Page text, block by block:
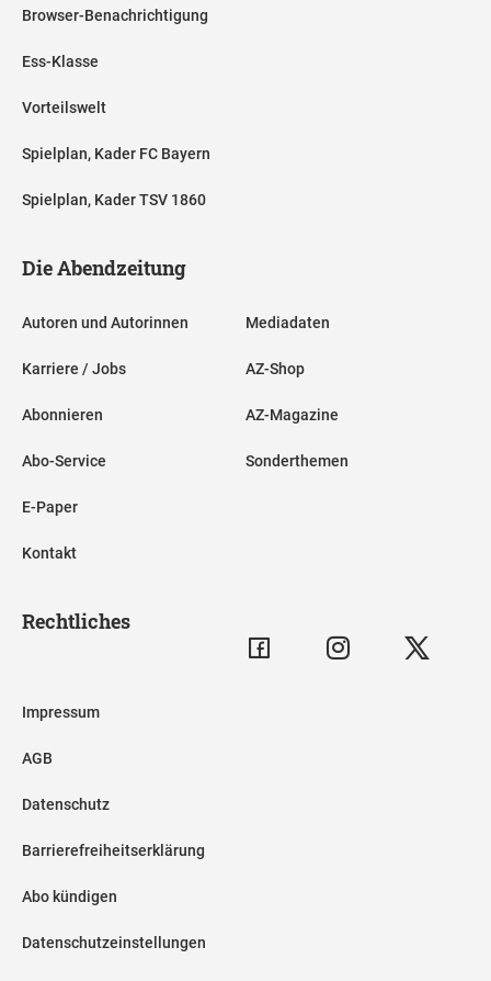
Browser-Benachrichtigung
Ess-Klasse
Vorteilswelt
Spielplan, Kader FC Bayern
Spielplan, Kader TSV 1860
Die Abendzeitung
Autoren und Autorinnen
Karriere / Jobs
Abonnieren
Abo-Service
E-Paper
Kontakt
Mediadaten
AZ-Shop
AZ-Magazine
Sonderthemen
Rechtliches
Impressum
AGB
Datenschutz
Barrierefreiheitserklärung
Abo kündigen
Datenschutzeinstellungen